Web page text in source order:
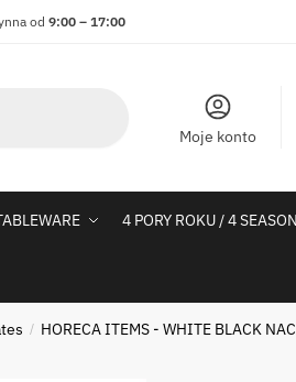
od 9:00 – 17:00
Moje konto
4 PORY ROKU / 4 SEASON
/ HORECA ITEMS - WHITE BLACK